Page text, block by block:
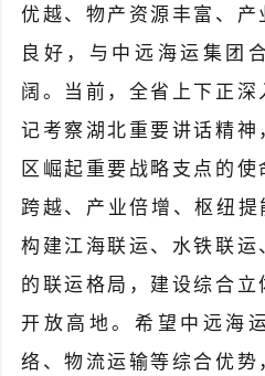
优越、物产资源丰富、
良好，与中远海运集团
阔。当前，全省上下正
记考察湖北重要讲话精
区崛起重要战略支点的
跨越、产业倍增、枢纽
构建江海联运、水铁联
的联运格局，建设综合
开放高地。希望中远海
络、物流运输等综合优势